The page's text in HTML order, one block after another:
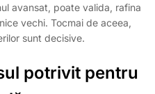
avansat, poate valida, rafina
vechi. Tocmai de aceea,
sunt decisive.
potrivit pentru